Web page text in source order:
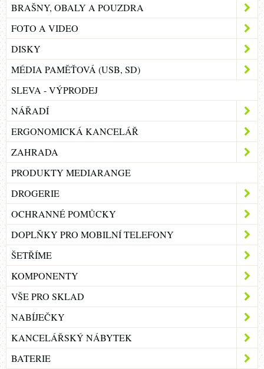
BRAŠNY, OBALY A POUZDRA
FOTO A VIDEO
DISKY
MÉDIA PAMĚŤOVÁ (USB, SD)
SLEVA - VÝPRODEJ
NÁŘADÍ
ERGONOMICKÁ KANCELÁŘ
ZAHRADA
PRODUKTY MEDIARANGE
DROGERIE
OCHRANNÉ POMŮCKY
DOPLŇKY PRO MOBILNÍ TELEFONY
ŠETŘÍME
KOMPONENTY
VŠE PRO SKLAD
NABÍJEČKY
KANCELÁŘSKÝ NÁBYTEK
BATERIE